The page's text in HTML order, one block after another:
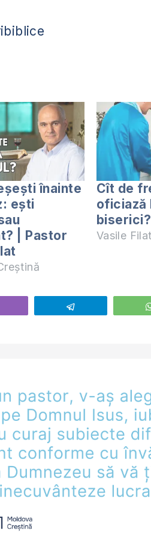
înainte
ești
| Pastor
Cît de
oficiază
biserici?
Vasile Filat